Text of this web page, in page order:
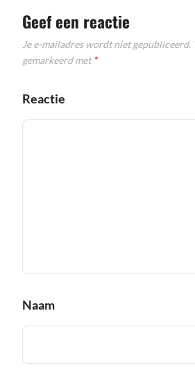
Geef een reactie
Je e-mailadres wordt niet gepubliceerd.
gemarkeerd met*
Reactie
Naam